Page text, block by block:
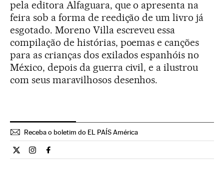
pela editora Alfaguara, que o apresenta na
feira sob a forma de reedição de um livro já
esgotado. Moreno Villa escreveu essa
compilação de histórias, poemas e canções
para as crianças dos exilados espanhóis no
México, depois da guerra civil, e a ilustrou
com seus maravilhosos desenhos.
Receba o boletim do EL PAÍS América
Cultura El País Brasil en Twitter
Cultura El País Brasil en Instagram
Cultura El País Brasil en Facebook